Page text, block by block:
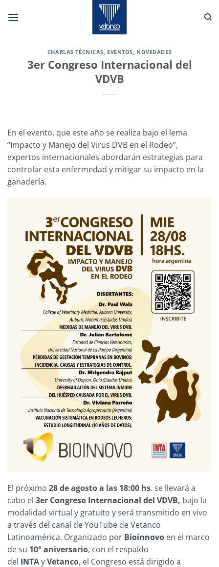
CHARLAS TÉCNICAS, EVENTOS, NOVEDADES
3er Congreso Internacional del
VDVB
En el evento, que este año se realiza bajo el lema
“Impacto y Manejo del Virus DVB en el Rodeo”,
expertos internacionales abordarán estrategias para
controlar esta enfermedad y mitigar su impacto en la
ganadería.
El próximo 28 de agosto a las 18:00 hs. se llevará a
cabo el 3er Congreso Internacional del VDVB, bajo la
modalidad virtual y gratuito y será transmitido en vivo
a través del canal de YouTube de Vetanco
Latinoamérica. Organizado por Bioinnovo en el marco
de su 10° aniversario, con el respaldo
del INTAyVetanco, el Congreso está dirigido a